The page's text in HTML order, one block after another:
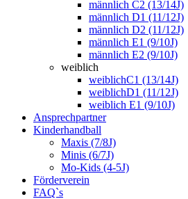
männlich C2 (13/14J)
männlich D1 (11/12J)
männlich D2 (11/12J)
männlich E1 (9/10J)
männlich E2 (9/10J)
weiblich
weiblichC1 (13/14J)
weiblichD1 (11/12J)
weiblich E1 (9/10J)
Ansprechpartner
Kinderhandball
Maxis (7/8J)
Minis (6/7J)
Mo-Kids (4-5J)
Förderverein
FAQ`s